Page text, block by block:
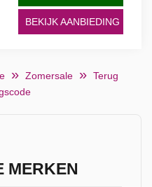
BEKIJK AANBIEDING
Zomersale
Terug
MERKEN